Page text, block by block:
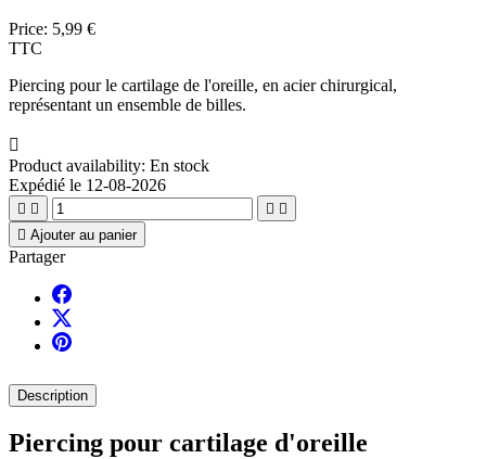
Price: 5,99 €
TTC
Piercing pour le cartilage de l'oreille, en acier chirurgical,
représentant un ensemble de billes.

Product availability: En stock
Expédié le 12-08-2026
   
 Ajouter au panier
Partager
Description
Piercing pour cartilage d'oreille